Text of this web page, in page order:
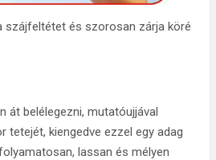
szájfeltétet és szorosan zárja köré
át belélegezni, mutatóujjával
tetejét, kiengedve ezzel egy adag
lassan és mélyen